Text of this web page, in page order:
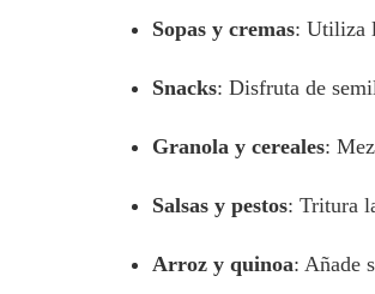
Sopas y cremas: Utiliza
Snacks: Disfruta de
Granola y cereales:
Salsas y pestos: Tritura
Arroz y quinoa: Añade